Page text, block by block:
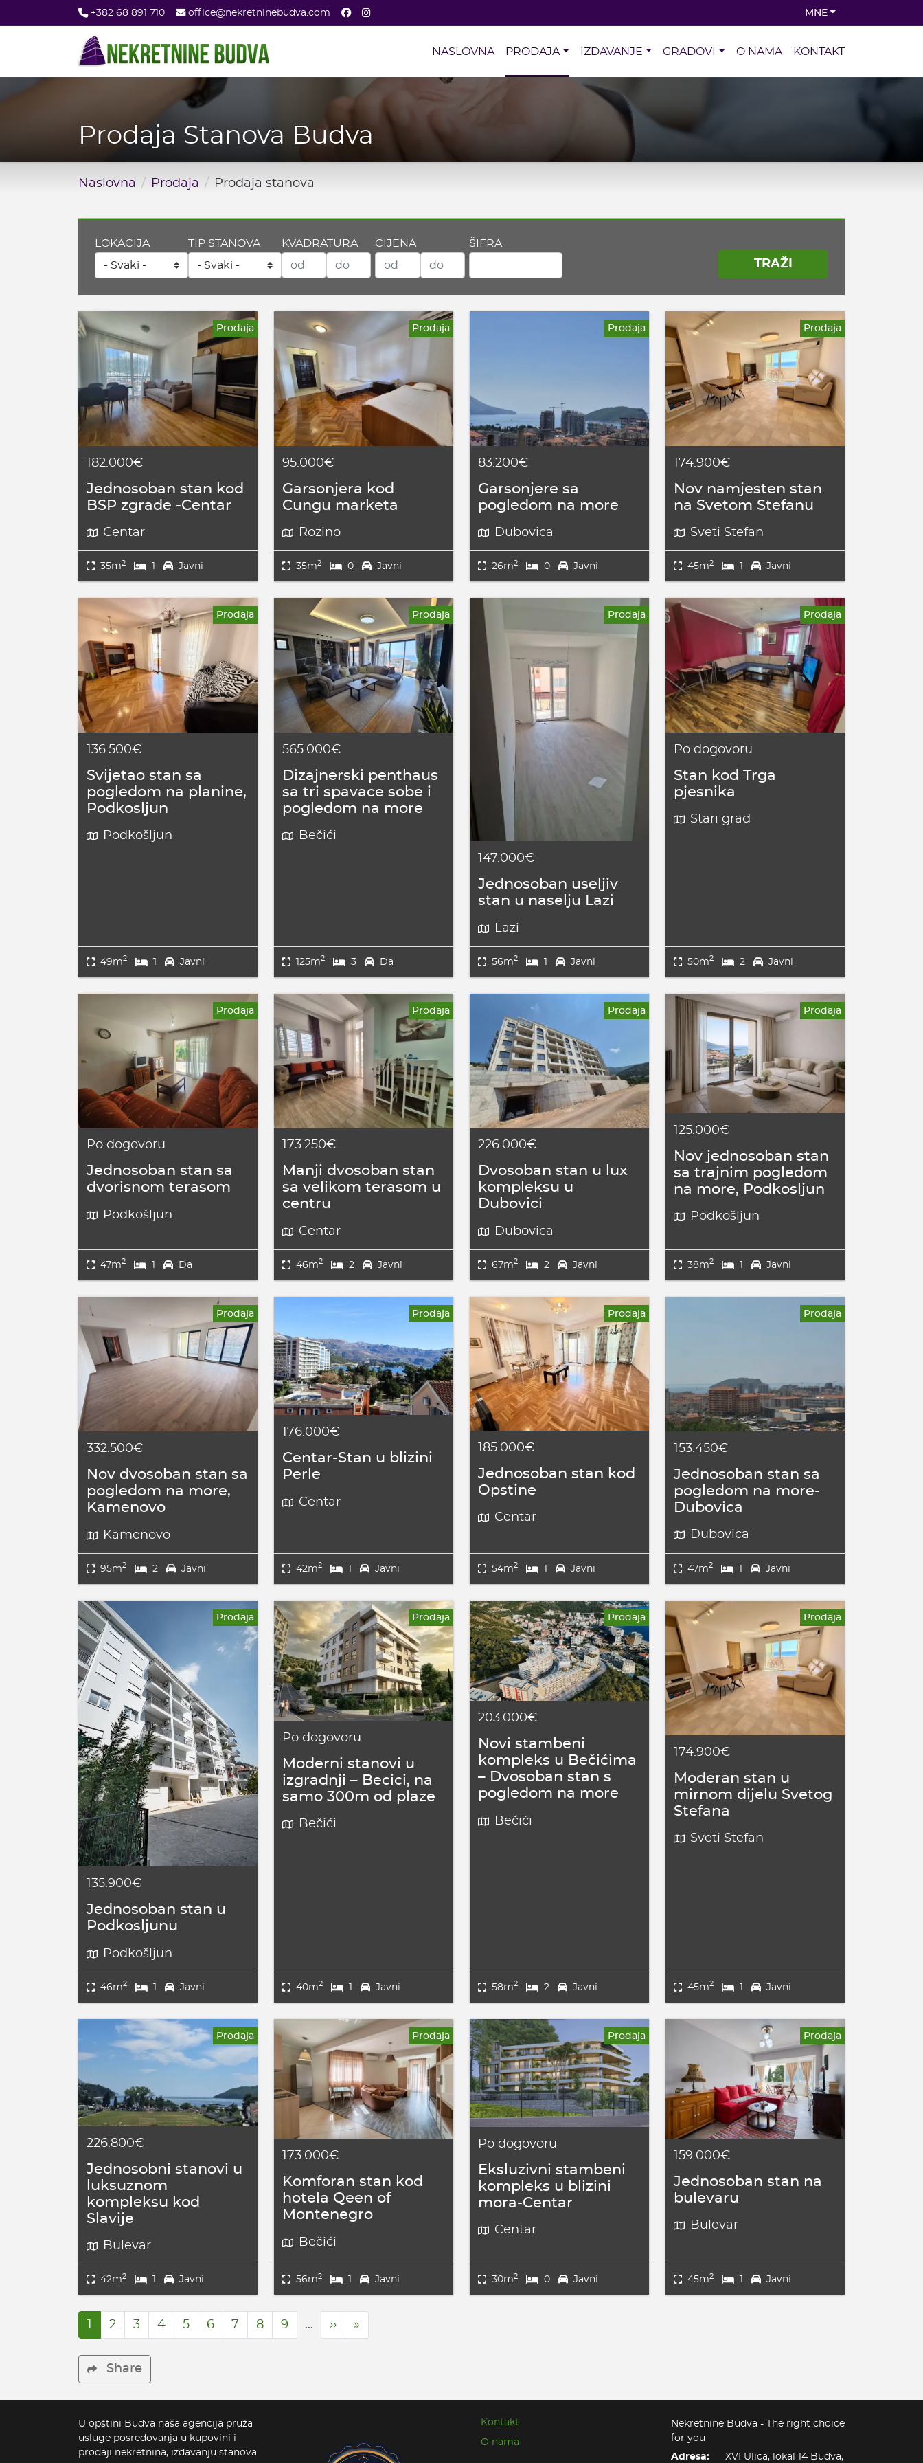
to
+382 68 891 710 office@nekretninebudva.com FacebookInstagram MNE
NASLOVNA PRODAJA IZDAVANJE GRADOVI O NAMA KONTAKT
Prodaja Stanova Budva
Naslovna Prodaja Prodaja stanova
LOKACIJA TIP STANOVA KVADRATURA CIJENA ŠIFRA
Prodaja
182.000€
Jednosoban stan kod
BSP zgrade -Centar
Centar
35m2 1 Javni
Prodaja
95.000€
Garsonjera kod
Cungu marketa
Rozino
35m2 0 Javni
Prodaja
83.200€
Garsonjere sa
pogledom na more
Dubovica
26m2 0 Javni
Prodaja
174.900€
Nov namjesten stan
na Svetom Stefanu
Sveti Stefan
45m2 1 Javni
Prodaja
136.500€
Svijetao stan sa
pogledom na planine,
Podkosljun
Podkošljun
49m2 1 Javni
Prodaja
565.000€
Dizajnerski penthaus
sa tri spavace sobe i
pogledom na more
Bečići
125m2 3 Da
Prodaja
147.000€
Jednosoban useljiv
stan u naselju Lazi
Lazi
56m2 1 Javni
Prodaja
Po dogovoru
Stan kod Trga
pjesnika
Stari grad
50m2 2 Javni
Prodaja
Po dogovoru
Jednosoban stan sa
dvorisnom terasom
Podkošljun
47m2 1 Da
Prodaja
173.250€
Manji dvosoban stan
sa velikom terasom u
centru
Centar
46m2 2 Javni
Prodaja
226.000€
Dvosoban stan u lux
kompleksu u
Dubovici
Dubovica
67m2 2 Javni
Prodaja
125.000€
Nov jednosoban stan
sa trajnim pogledom
na more, Podkosljun
Podkošljun
38m2 1 Javni
Prodaja
332.500€
Nov dvosoban stan sa
pogledom na more,
Kamenovo
Kamenovo
95m2 2 Javni
Prodaja
176.000€
Centar-Stan u blizini
Perle
Centar
42m2 1 Javni
Prodaja
185.000€
Jednosoban stan kod
Opstine
Centar
54m2 1 Javni
Prodaja
153.450€
Jednosoban stan sa
pogledom na more-
Dubovica
Dubovica
47m2 1 Javni
Prodaja
135.900€
Jednosoban stan u
Podkosljunu
Podkošljun
46m2 1 Javni
Prodaja
Po dogovoru
Moderni stanovi u
izgradnji – Becici, na
samo 300m od plaze
Bečići
40m2 1 Javni
Prodaja
203.000€
Novi stambeni
kompleks u Bečićima
– Dvosoban stan s
pogledom na more
Bečići
58m2 2 Javni
Prodaja
174.900€
Moderan stan u
mirnom dijelu Svetog
Stefana
Sveti Stefan
45m2 1 Javni
Prodaja
226.800€
Jednosobni stanovi u
luksuznom
kompleksu kod
Slavije
Bulevar
42m2 1 Javni
Prodaja
173.000€
Komforan stan kod
hotela Qeen of
Montenegro
Bečići
56m2 1 Javni
Prodaja
Po dogovoru
Eksluzivni stambeni
kompleks u blizini
mora-Centar
Centar
30m2 0 Javni
Prodaja
159.000€
Jednosoban stan na
bulevaru
Bulevar
45m2 1 Javni
2 3 4 5 6 7 8 9 …
Next
page
››
Last
page
»
Share
U opštini Budva naša agencija pruža
usluge posredovanja u kupovini i
prodaji nekretnina, izdavanju stanova
Kontakt
O nama
Nekretnine Budva - The right choice
for you
Adresa:
XVI Ulica, lokal 14 Budva,